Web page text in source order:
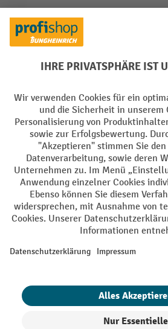
Creditcard (Master)
Facebook
YouTube
LinkedIn
Instagram
AGB Impressum Datenschutz
Barrierefreiheit Privacy Settings
Alle Preise exkl. gesetzl. Mehrwertsteuer
Nachnahmegebühren, wenn nicht anders
¹ Der Rabatt gilt so lange der Vorrat reicht.
Erstregistrierung für den Newsletter
Tage gültig und kann ab einem Netto-
eingelöst werden. Die Höhe des Rabatts